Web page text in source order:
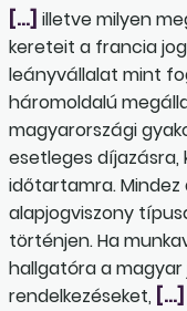
[…] illetve milyen
kereteit a francia
leányvállalat mint
háromoldalú
magyarországi
esetleges díjazásra,
időtartamra.
alapjogviszony
történjen. Ha
hallgatóra a magyar
rendelkezéseket, […]